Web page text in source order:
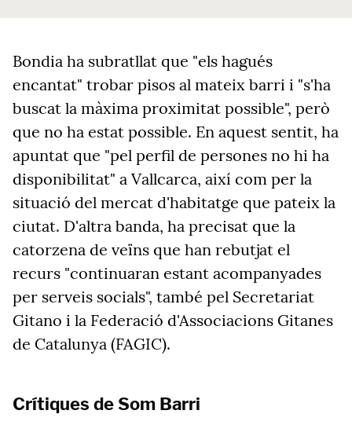
Bondia ha subratllat que "els hagués
encantat" trobar pisos al mateix barri i "s'ha
buscat la màxima proximitat possible", però
que no ha estat possible. En aquest sentit, ha
apuntat que "pel perfil de persones no hi ha
disponibilitat" a Vallcarca, així com per la
situació del mercat d'habitatge que pateix la
ciutat. D'altra banda, ha precisat que la
catorzena de veïns que han rebutjat el
recurs "continuaran estant acompanyades
per serveis socials", també pel Secretariat
Gitano i la Federació d'Associacions Gitanes
de Catalunya (FAGIC).
Crítiques de Som Barri